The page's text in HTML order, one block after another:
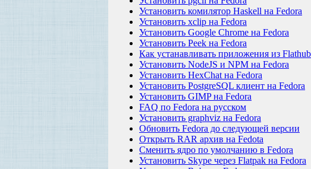
Установить комилятор Haskell на Fedora
Установить xclip на Fedora
Установить Google Chrome на Fedora
Установить Peek на Fedora
Как устанавливать приложения из
Установить NodeJS и NPM на Fedora
Установить HexChat на Fedora
Установить PostgreSQL клиент на Fedora
Установить GIMP на Fedora
FAQ по Fedora на русском
Установить graphviz на Fedora
Обновить Fedora до следующей версии
Открыть RAR архив на Fedota
Сменить ядро по умолчанию в Fedora
Установить Skype через Flatpak на Fedora